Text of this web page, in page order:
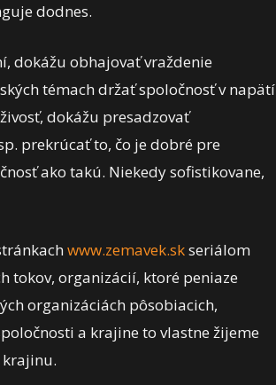
dodnes.
dokážu obhajovať vraždenie
témach držať spoločnosť v napätí
dokážu presadzovať
prekrúcať to, čo je dobré pre
ako takú. Niekedy sofistikovane,
www.zemavek.skseriálom
tokov, organizácií, ktoré peniaze
organizáciách pôsobiacich,
a krajine to vlastne žijeme
krajinu.